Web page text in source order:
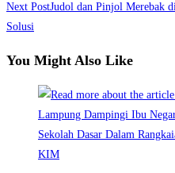
articles
Next PostJudol dan Pinjol Merebak
Solusi
You Might Also Like